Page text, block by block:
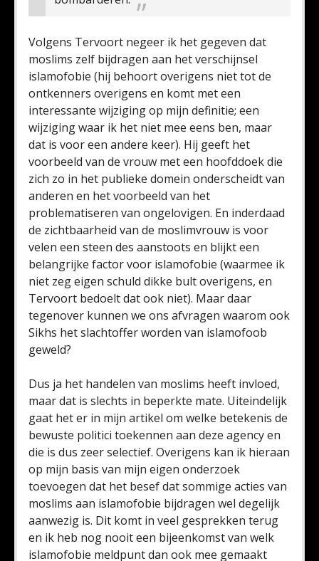
Volgens Tervoort negeer ik het gegeven dat
moslims zelf bijdragen aan het verschijnsel
islamofobie (hij behoort overigens niet tot de
ontkenners overigens en komt met een
interessante wijziging op mijn definitie; een
wijziging waar ik het niet mee eens ben, maar
dat is voor een andere keer). Hij geeft het
voorbeeld van de vrouw met een hoofddoek die
zich zo in het publieke domein onderscheidt van
anderen en het voorbeeld van het
problematiseren van ongelovigen. En inderdaad
de zichtbaarheid van de moslimvrouw is voor
velen een steen des aanstoots en blijkt een
belangrijke factor voor islamofobie (waarmee ik
niet zeg eigen schuld dikke bult overigens, en
Tervoort bedoelt dat ook niet). Maar daar
tegenover kunnen we ons afvragen waarom ook
Sikhs het slachtoffer worden van islamofoob
geweld?
Dus ja het handelen van moslims heeft invloed,
maar dat is slechts in beperkte mate. Uiteindelijk
gaat het er in mijn artikel om welke betekenis de
bewuste politici toekennen aan deze agency en
die is dus zeer selectief. Overigens kan ik hieraan
op mijn basis van mijn eigen onderzoek
toevoegen dat het besef dat sommige acties van
moslims aan islamofobie bijdragen wel degelijk
aanwezig is. Dit komt in veel gesprekken terug
en ik heb nog nooit een bijeenkomst van welk
islamofobie meldpunt dan ook mee gemaakt